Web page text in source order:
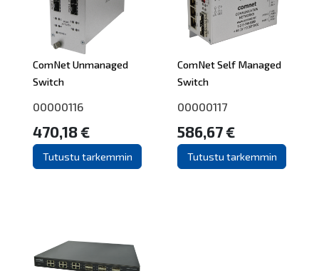
ComNet Unmanaged
Switch
00000116
470,18 €
Tutustu tarkemmin
ComNet Self Managed
Switch
00000117
586,67 €
Tutustu tarkemmin